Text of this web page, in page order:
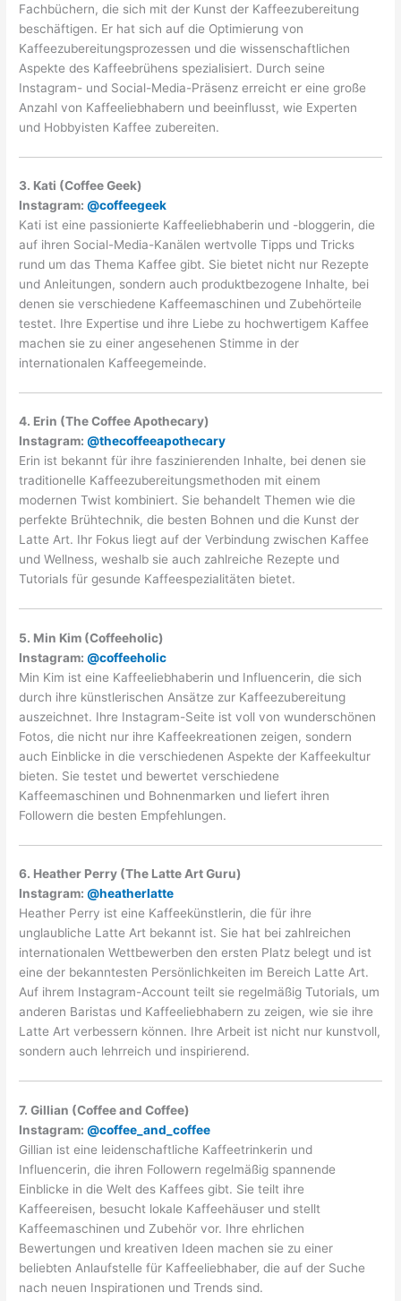
Fachbüchern, die sich mit der Kunst der Kaffeezubereitung
beschäftigen. Er hat sich auf die Optimierung von
Kaffeezubereitungsprozessen und die wissenschaftlichen
Aspekte des Kaffeebrühens spezialisiert. Durch seine
Instagram- und Social-Media-Präsenz erreicht er eine große
Anzahl von Kaffeeliebhabern und beeinflusst, wie Experten
und Hobbyisten Kaffee zubereiten.
3. Kati (Coffee Geek)
Instagram:@coffeegeek
Kati ist eine passionierte Kaffeeliebhaberin und -bloggerin, die
auf ihren Social-Media-Kanälen wertvolle Tipps und Tricks
rund um das Thema Kaffee gibt. Sie bietet nicht nur Rezepte
und Anleitungen, sondern auch produktbezogene Inhalte, bei
denen sie verschiedene Kaffeemaschinen und Zubehörteile
testet. Ihre Expertise und ihre Liebe zu hochwertigem Kaffee
machen sie zu einer angesehenen Stimme in der
internationalen Kaffeegemeinde.
4. Erin (The Coffee Apothecary)
Instagram:@thecoffeeapothecary
Erin ist bekannt für ihre faszinierenden Inhalte, bei denen sie
traditionelle Kaffeezubereitungsmethoden mit einem
modernen Twist kombiniert. Sie behandelt Themen wie die
perfekte Brühtechnik, die besten Bohnen und die Kunst der
Latte Art. Ihr Fokus liegt auf der Verbindung zwischen Kaffee
und Wellness, weshalb sie auch zahlreiche Rezepte und
Tutorials für gesunde Kaffeespezialitäten bietet.
5. Min Kim (Coffeeholic)
Instagram:@coffeeholic
Min Kim ist eine Kaffeeliebhaberin und Influencerin, die sich
durch ihre künstlerischen Ansätze zur Kaffeezubereitung
auszeichnet. Ihre Instagram-Seite ist voll von wunderschönen
Fotos, die nicht nur ihre Kaffeekreationen zeigen, sondern
auch Einblicke in die verschiedenen Aspekte der Kaffeekultur
bieten. Sie testet und bewertet verschiedene
Kaffeemaschinen und Bohnenmarken und liefert ihren
Followern die besten Empfehlungen.
6. Heather Perry (The Latte Art Guru)
Instagram:@heatherlatte
Heather Perry ist eine Kaffeekünstlerin, die für ihre
unglaubliche Latte Art bekannt ist. Sie hat bei zahlreichen
internationalen Wettbewerben den ersten Platz belegt und ist
eine der bekanntesten Persönlichkeiten im Bereich Latte Art.
Auf ihrem Instagram-Account teilt sie regelmäßig Tutorials, um
anderen Baristas und Kaffeeliebhabern zu zeigen, wie sie ihre
Latte Art verbessern können. Ihre Arbeit ist nicht nur kunstvoll,
sondern auch lehrreich und inspirierend.
7. Gillian (Coffee and Coffee)
Instagram:@coffee_and_coffee
Gillian ist eine leidenschaftliche Kaffeetrinkerin und
Influencerin, die ihren Followern regelmäßig spannende
Einblicke in die Welt des Kaffees gibt. Sie teilt ihre
Kaffeereisen, besucht lokale Kaffeehäuser und stellt
Kaffeemaschinen und Zubehör vor. Ihre ehrlichen
Bewertungen und kreativen Ideen machen sie zu einer
beliebten Anlaufstelle für Kaffeeliebhaber, die auf der Suche
nach neuen Inspirationen und Trends sind.